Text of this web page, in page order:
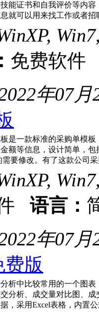
能证书和自我评价等内
就可以用来找工作或者
免费软
年07月
是一款标准的采购单模
额等信息，设计简单，
需要修改。有了这款公司
语言：
年07月
费版
析中比较常用的一个图
分析、成交量对比图、
，采用Excel表格，内置